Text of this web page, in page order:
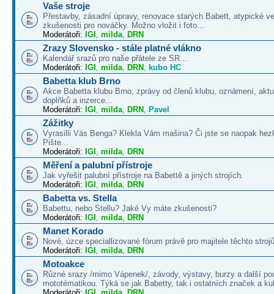
Vaše stroje
Přestavby, zásadní úpravy, renovace starých Babett, atypické
zkušenosti pro nováčky. Možno vložit i foto...
Moderátoři: IGI , milda, DRN
Zrazy Slovensko - stále platné vlákno
Kalendář srazů pro naše přátele ze SR...
Moderátoři: IGI , milda, DRN , kubo HC
Babetta klub Brno
Akce Babetta klubu Brno, zprávy od členů klubu, oznámení,
doplňků a inzerce...
Moderátoři: IGI , milda, DRN , Pavel
Zážitky
Vyrasilli Vás Benga? Klekla Vám mašina? Či jste se naopak
Pište...
Moderátoři: IGI , milda, DRN
Měření a palubní přístroje
Jak vyřešit palubní přístroje na Babettě a jiných strojích.
Moderátoři: IGI , milda, DRN
Babetta vs. Stella
Babettu, nebo Stellu? Jaké Vy máte zkušenosti?
Moderátoři: IGI , milda, DRN
Manet Korado
Nové, úzce speciallizované fórum právě pro majitele těchto
Moderátoři: IGI , milda, DRN
Motoakce
Různé srazy /mimo Vápenek/, závody, výstavy, burzy a další
mototématikou. Týká se jak Babetty, tak i ostatních značek a